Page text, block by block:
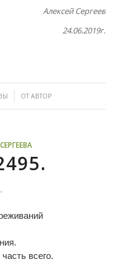
Алексей Сергеев
24.06.2019г.
ОТАВТОР
всего.